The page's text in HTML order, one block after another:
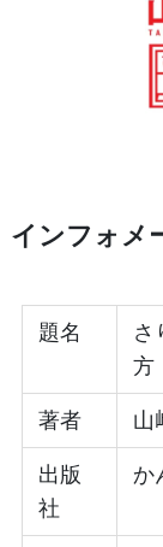
インフォメ
題名
さ
方
著者 山
出版
社
か